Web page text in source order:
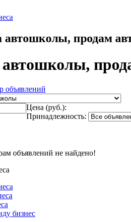
автошколы, продам
объявлений
Цена (руб.):
Принадлежность:
объявлений не найдено!
бизнес